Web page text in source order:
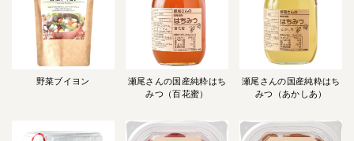
野菜ブイヨン
瀬尾さんの国産純粋はち
みつ（百花蜜）
瀬尾さんの国産純粋はち
みつ（あかしあ）